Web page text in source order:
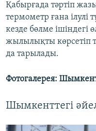
Қабырғада тәртіп
термометр ғана ілулі
кезде бөлме ішіндегі
жылылықты көрсетіп
да тарылады.
Фотогалерея:
Шымкенттегі